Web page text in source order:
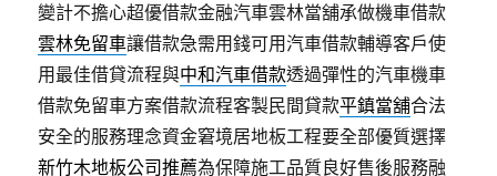
變計不擔心超優借款金融汽車雲林當舖承做機車借款
雲林免留車讓借款急需用錢可用汽車借款輔導客戶使
用最佳借貸流程與中和汽車借款透過彈性的汽車機車
借款免留車方案借款流程客製民間貸款平鎮當舖合法
安全的服務理念資金窘境居地板工程要全部優質選擇
新竹木地板公司推薦為保障施工品質良好售後服務融